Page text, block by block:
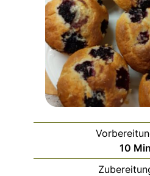
10